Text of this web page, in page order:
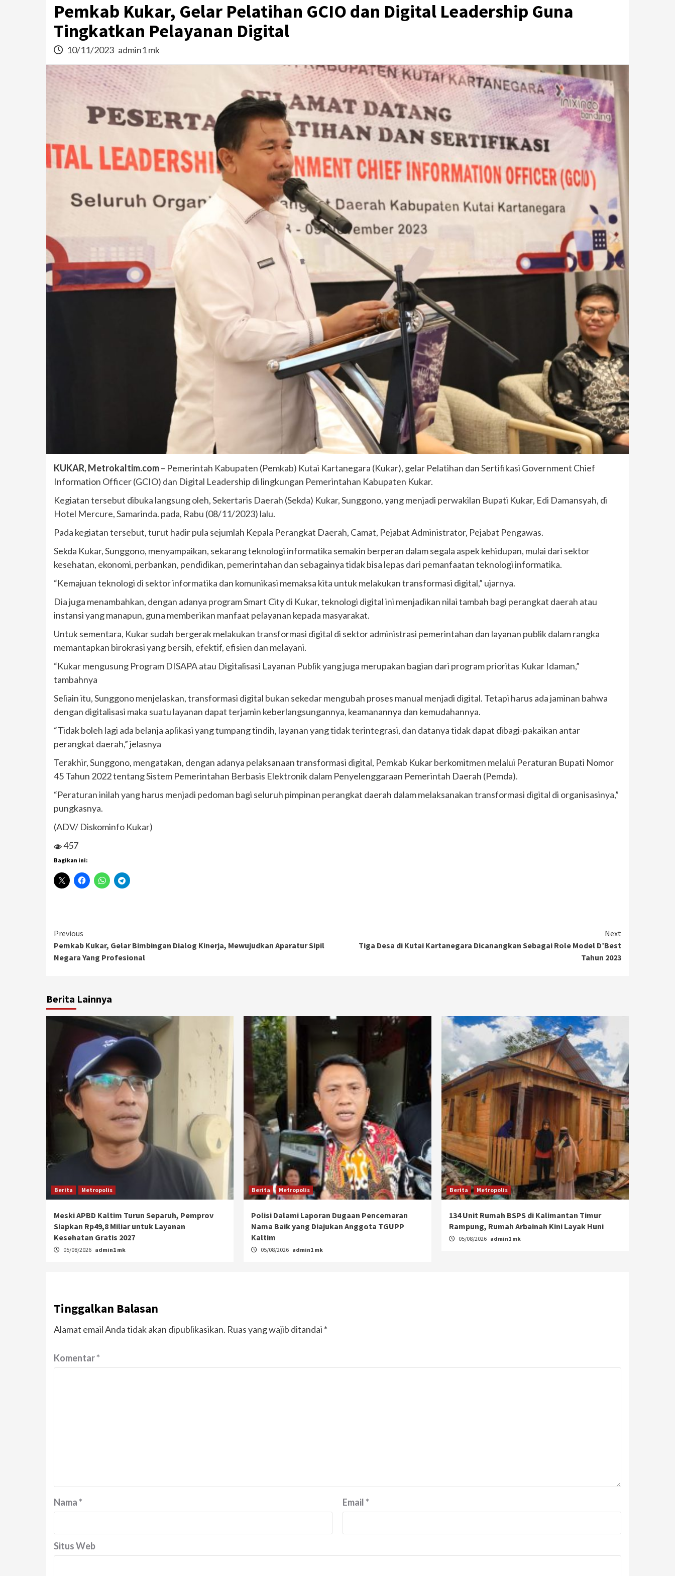
Pemkab Kukar, Gelar Pelatihan GCIO dan Digital Leadership Guna
Tingkatkan Pelayanan Digital
10/11/2023 admin1 mk
KUKAR, Metrokaltim.com– Pemerintah Kabupaten (Pemkab) Kutai Kartanegara (Kukar), gelar Pelatihan dan Sertifikasi Government Chief
Information Officer (GCIO) dan Digital Leadership di lingkungan Pemerintahan Kabupaten Kukar.
Kegiatan tersebut dibuka langsung oleh, Sekertaris Daerah (Sekda) Kukar, Sunggono, yang menjadi perwakilan Bupati Kukar, Edi Damansyah, di
Hotel Mercure, Samarinda. pada, Rabu (08/11/2023) lalu.
Pada kegiatan tersebut, turut hadir pula sejumlah Kepala Perangkat Daerah, Camat, Pejabat Administrator, Pejabat Pengawas.
Sekda Kukar, Sunggono, menyampaikan, sekarang teknologi informatika semakin berperan dalam segala aspek kehidupan, mulai dari sektor
kesehatan, ekonomi, perbankan, pendidikan, pemerintahan dan sebagainya tidak bisa lepas dari pemanfaatan teknologi informatika.
“Kemajuan teknologi di sektor informatika dan komunikasi memaksa kita untuk melakukan transformasi digital,” ujarnya.
Dia juga menambahkan, dengan adanya program Smart City di Kukar, teknologi digital ini menjadikan nilai tambah bagi perangkat daerah atau
instansi yang manapun, guna memberikan manfaat pelayanan kepada masyarakat.
Untuk sementara, Kukar sudah bergerak melakukan transformasi digital di sektor administrasi pemerintahan dan layanan publik dalam rangka
memantapkan birokrasi yang bersih, efektif, efisien dan melayani.
“Kukar mengusung Program DISAPA atau Digitalisasi Layanan Publik yang juga merupakan bagian dari program prioritas Kukar Idaman,”
tambahnya
Seliain itu, Sunggono menjelaskan, transformasi digital bukan sekedar mengubah proses manual menjadi digital. Tetapi harus ada jaminan bahwa
dengan digitalisasi maka suatu layanan dapat terjamin keberlangsungannya, keamanannya dan kemudahannya.
“Tidak boleh lagi ada belanja aplikasi yang tumpang tindih, layanan yang tidak terintegrasi, dan datanya tidak dapat dibagi-pakaikan antar
perangkat daerah,” jelasnya
Terakhir, Sunggono, mengatakan, dengan adanya pelaksanaan transformasi digital, Pemkab Kukar berkomitmen melalui Peraturan Bupati Nomor
45 Tahun 2022 tentang Sistem Pemerintahan Berbasis Elektronik dalam Penyelenggaraan Pemerintah Daerah (Pemda).
“Peraturan inilah yang harus menjadi pedoman bagi seluruh pimpinan perangkat daerah dalam melaksanakan transformasi digital di organisasinya,”
pungkasnya.
(ADV/ Diskominfo Kukar)
457
Bagikan ini:
Continue
Reading
Previous
Pemkab Kukar, Gelar Bimbingan Dialog Kinerja, Mewujudkan Aparatur Sipil
Negara Yang Profesional
Next
Tiga Desa di Kutai Kartanegara Dicanangkan Sebagai Role Model D’Best
Tahun 2023
Berita Lainnya
Berita Metropolis
Meski APBD Kaltim Turun Separuh, Pemprov
Siapkan Rp49,8 Miliar untuk Layanan
Kesehatan Gratis 2027
05/08/2026 admin1 mk
Berita Metropolis
Polisi Dalami Laporan Dugaan Pencemaran
Nama Baik yang Diajukan Anggota TGUPP
Kaltim
05/08/2026 admin1 mk
Berita Metropolis
134 Unit Rumah BSPS di Kalimantan Timur
Rampung, Rumah Arbainah Kini Layak Huni
05/08/2026 admin1 mk
Tinggalkan Balasan
Alamat email Anda tidak akan dipublikasikan. Ruas yang wajib ditandai *
Komentar*
Nama* Email*
Situs Web